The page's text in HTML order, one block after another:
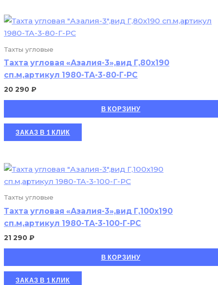
Тахты угловые
Тахта угловая «Азалия-3»,вид Г,80х190
сп.м,артикул 1980-ТА-3-80-Г-РС
20 290 ₽
В КОРЗИНУ
ЗАКАЗ В 1 КЛИК
Тахты угловые
Тахта угловая «Азалия-3»,вид Г,100х190
сп.м,артикул 1980-ТА-3-100-Г-РС
21 290 ₽
В КОРЗИНУ
ЗАКАЗ В 1 КЛИК